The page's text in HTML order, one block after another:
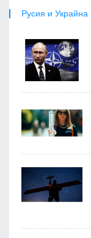
Русия и Украйна